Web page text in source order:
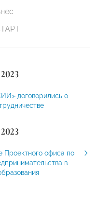
договорились о
Проектного офиса по
в